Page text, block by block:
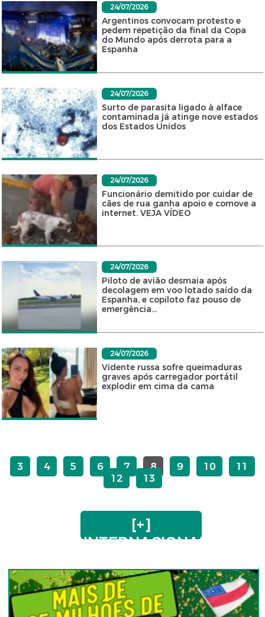
24/07/2026
Argentinos convocam protesto e
pedem repetição da final da Copa
do Mundo após derrota para a
Espanha
24/07/2026
Surto de parasita ligado à alface
contaminada já atinge nove estados
dos Estados Unidos
24/07/2026
Funcionário demitido por cuidar de
cães de rua ganha apoio e comove a
internet. VEJA VÍDEO
24/07/2026
Piloto de avião desmaia após
decolagem em voo lotado saído da
Espanha, e copiloto faz pouso de
emergência...
24/07/2026
Vidente russa sofre queimaduras
graves após carregador portátil
explodir em cima da cama
3 4 5 6 7 8 9 10
11
12
13
[+]
INTERNACIONAL